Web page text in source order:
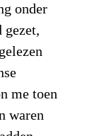
onder
gezet,
me toen
waren